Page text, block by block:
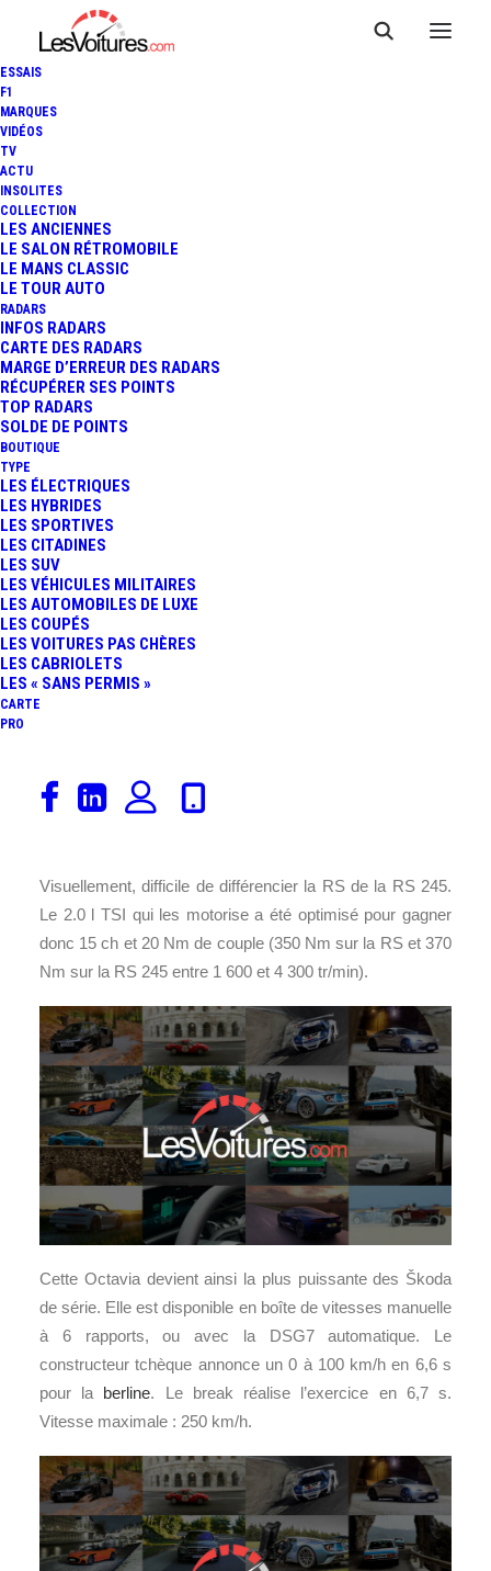
ESSAIS
F1
MARQUES
VIDÉOS
TV
ACTU
INSOLITES
COLLECTION
LES ANCIENNES
LE SALON RÉTROMOBILE
LE MANS CLASSIC
LE TOUR AUTO
RADARS
INFOS RADARS
CARTE DES RADARS
MARGE D’ERREUR DES RADARS
RÉCUPÉRER SES POINTS
TOP RADARS
SOLDE DE POINTS
BOUTIQUE
TYPE
LES ÉLECTRIQUES
LES HYBRIDES
LES SPORTIVES
LES CITADINES
LES SUV
LES VÉHICULES MILITAIRES
LES AUTOMOBILES DE LUXE
LES COUPÉS
LES VOITURES PAS CHÈRES
LES CABRIOLETS
LES « SANS PERMIS »
CARTE
PRO
POUR QUELQUES CHEVAUX
1 Minutes
Récemment restylée, et après la révélation d’une
première version sportive de 230 ch, la RS, Škoda
Visuellement, difficile de différencier la RS de la RS 245.
Le 2.0 l TSI qui les motorise a été optimisé pour gagner
donc 15 ch et 20 Nm de couple (350 Nm sur la RS et 370
Nm sur la RS 245 entre 1 600 et 4 300 tr/min).
Cette Octavia devient ainsi la plus puissante des Škoda
de série. Elle est disponible en boîte de vitesses manuelle
à 6 rapports, ou avec la DSG7 automatique. Le
constructeur tchèque annonce un 0 à 100 km/h en 6,6 s
pour la berline. Le break réalise l’exercice en 6,7 s.
Vitesse maximale : 250 km/h.